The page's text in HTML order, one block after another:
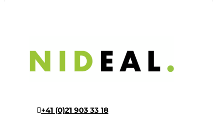
+41 (0)21 903 33 18